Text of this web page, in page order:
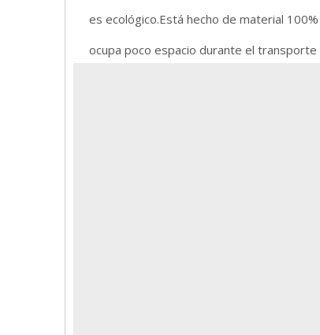
es ecológico.Está hecho de material
ocupa poco espacio durante el transporte